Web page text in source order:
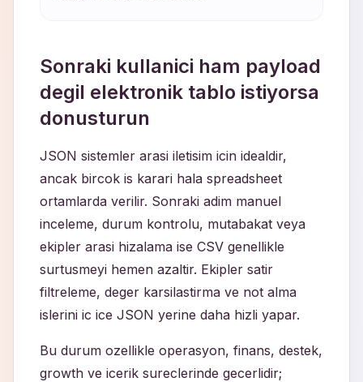
Sonraki kullanici ham payload
degil elektronik tablo istiyorsa
donusturun
JSON sistemler arasi iletisim icin idealdir,
ancak bircok is karari hala spreadsheet
ortamlarda verilir. Sonraki adim manuel
inceleme, durum kontrolu, mutabakat veya
ekipler arasi hizalama ise CSV genellikle
surtusmeyi hemen azaltir. Ekipler satir
filtreleme, deger karsilastirma ve not alma
islerini ic ice JSON yerine daha hizli yapar.
Bu durum ozellikle operasyon, finans, destek,
growth ve icerik sureclerinde gecerlidir;